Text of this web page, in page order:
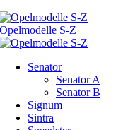
Senator
Senator A
Senator B
Signum
Sintra